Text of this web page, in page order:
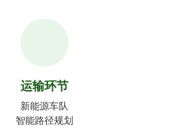
运输环节
新能源车队
智能路径规划